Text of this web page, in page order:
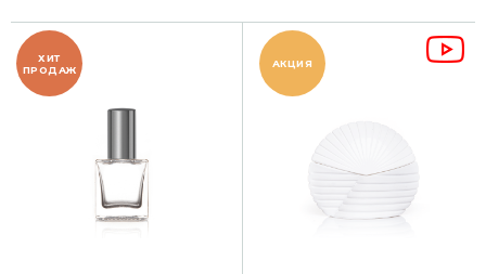
ХИТ
ПРОДАЖ
АКЦИЯ